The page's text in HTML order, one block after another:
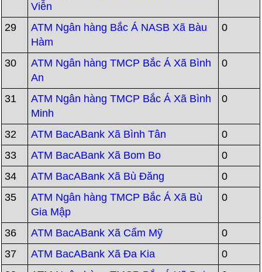
Viễn
29
ATM Ngân hàng Bắc Á NASB Xã Bàu
Hàm
0
30
ATM Ngân hàng TMCP Bắc Á Xã Bình
An
0
31
ATM Ngân hàng TMCP Bắc Á Xã Bình
Minh
0
32 ATM BacABank Xã Bình Tân
0
33
ATM BacABank Xã Bom Bo
0
34
ATM BacABank Xã Bù Đăng
0
35
ATM Ngân hàng TMCP Bắc Á Xã Bù
Gia Mập
0
36 ATM BacABank Xã Cẩm Mỹ
0
37
ATM BacABank Xã Đa Kia
0